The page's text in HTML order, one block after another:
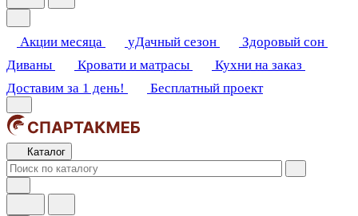
Акции месяца уДачный сезон
Здоровый сон
Диваны
Кровати и матрасы
Кухни на заказ
Доставим за 1 день!
Бесплатный проект
Каталог